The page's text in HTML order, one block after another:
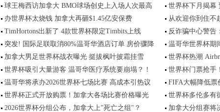
球王梅西访加拿大 BMO球场创史上入场人次最高
世界杯下月揭幕
办世界杯太烧钱 加拿大再砸$1.45亿安保费
从欢迎你到住不
TimHortons出新了 4款世界杯限定Timbits上线
反诈骗中心警告
突发! 国际足联取消80%温哥华酒店订单 房价骤降
温哥华世界杯期
加拿大男足世界杯战衣曝光 挺拔枫叶披霜挂雪
世界杯热潮
世界杯吸引大量游客 温哥华医疗系统要崩塌？！
世界杯门票抢手
温哥华将承办2026世界杯七场比赛 高成本引热议
FIFA大幅降低票
世界杯正式开放购票！加拿大各场比赛价格曝光
世界杯多伦多有
2026世界杯分组公布，加拿大上"死亡之组"？
加拿大分组赛将